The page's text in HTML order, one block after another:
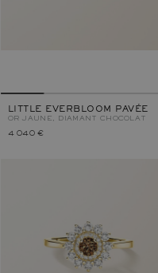
LITTLE EVERBLOOM PAVÉE
OR JAUNE, DIAMANT CHOCOLAT
4 040 €